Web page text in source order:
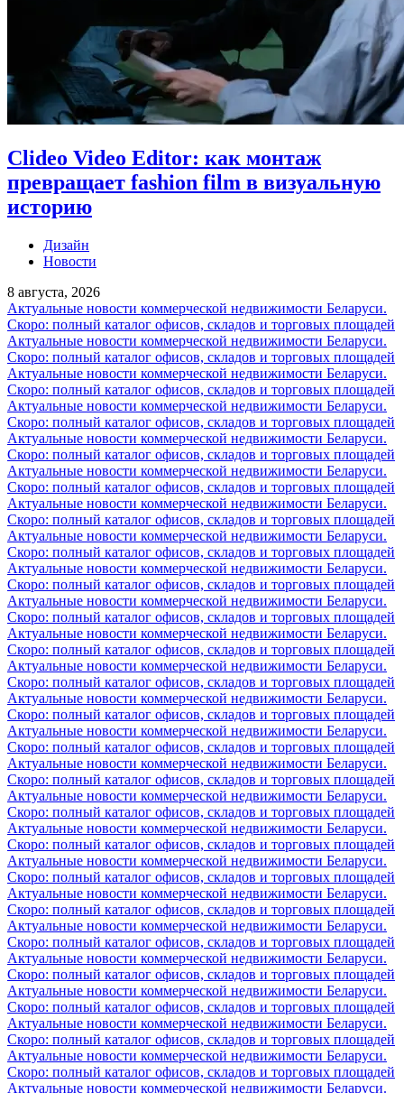
Clideo Video Editor: как монтаж
превращает fashion film в визуальную
историю
Дизайн
Новости
8 августа, 2026
Актуальные новости коммерческой недвижимости Беларуси.
Скоро: полный каталог офисов, складов и торговых площадей
Актуальные новости коммерческой недвижимости Беларуси.
Скоро: полный каталог офисов, складов и торговых площадей
Актуальные новости коммерческой недвижимости Беларуси.
Скоро: полный каталог офисов, складов и торговых площадей
Актуальные новости коммерческой недвижимости Беларуси.
Скоро: полный каталог офисов, складов и торговых площадей
Актуальные новости коммерческой недвижимости Беларуси.
Скоро: полный каталог офисов, складов и торговых площадей
Актуальные новости коммерческой недвижимости Беларуси.
Скоро: полный каталог офисов, складов и торговых площадей
Актуальные новости коммерческой недвижимости Беларуси.
Скоро: полный каталог офисов, складов и торговых площадей
Актуальные новости коммерческой недвижимости Беларуси.
Скоро: полный каталог офисов, складов и торговых площадей
Актуальные новости коммерческой недвижимости Беларуси.
Скоро: полный каталог офисов, складов и торговых площадей
Актуальные новости коммерческой недвижимости Беларуси.
Скоро: полный каталог офисов, складов и торговых площадей
Актуальные новости коммерческой недвижимости Беларуси.
Скоро: полный каталог офисов, складов и торговых площадей
Актуальные новости коммерческой недвижимости Беларуси.
Скоро: полный каталог офисов, складов и торговых площадей
Актуальные новости коммерческой недвижимости Беларуси.
Скоро: полный каталог офисов, складов и торговых площадей
Актуальные новости коммерческой недвижимости Беларуси.
Скоро: полный каталог офисов, складов и торговых площадей
Актуальные новости коммерческой недвижимости Беларуси.
Скоро: полный каталог офисов, складов и торговых площадей
Актуальные новости коммерческой недвижимости Беларуси.
Скоро: полный каталог офисов, складов и торговых площадей
Актуальные новости коммерческой недвижимости Беларуси.
Скоро: полный каталог офисов, складов и торговых площадей
Актуальные новости коммерческой недвижимости Беларуси.
Скоро: полный каталог офисов, складов и торговых площадей
Актуальные новости коммерческой недвижимости Беларуси.
Скоро: полный каталог офисов, складов и торговых площадей
Актуальные новости коммерческой недвижимости Беларуси.
Скоро: полный каталог офисов, складов и торговых площадей
Актуальные новости коммерческой недвижимости Беларуси.
Скоро: полный каталог офисов, складов и торговых площадей
Актуальные новости коммерческой недвижимости Беларуси.
Скоро: полный каталог офисов, складов и торговых площадей
Актуальные новости коммерческой недвижимости Беларуси.
Скоро: полный каталог офисов, складов и торговых площадей
Актуальные новости коммерческой недвижимости Беларуси.
Скоро: полный каталог офисов, складов и торговых площадей
Актуальные новости коммерческой недвижимости Беларуси.